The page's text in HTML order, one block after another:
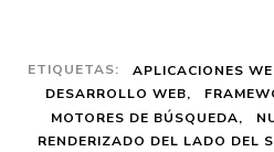
ETIQUETAS: APLICACIONES
DESARROLLO WEB
MOTORES DE BÚSQUEDA
RENDERIZADO DEL LADO DEL